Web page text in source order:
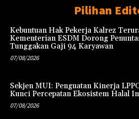
Pilihan
Kebuntuan Hak Pekerja Kalrez
Kementerian ESDM Dorong
Tunggakan Gaji 94 Karyawan
07/08/2026
Sekjen MUI: Penguatan Kinerja
Kunci Percepatan Ekosistem Halal
07/08/2026